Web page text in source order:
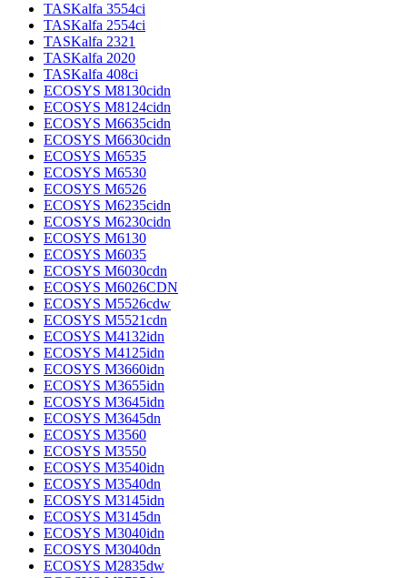
TASKalfa 3554ci
TASKalfa 2554ci
TASKalfa 2321
TASKalfa 2020
TASKalfa 408ci
ECOSYS M8130cidn
ECOSYS M8124cidn
ECOSYS M6635cidn
ECOSYS M6630cidn
ECOSYS M6535
ECOSYS M6530
ECOSYS M6526
ECOSYS M6235cidn
ECOSYS M6230cidn
ECOSYS M6130
ECOSYS M6035
ECOSYS M6030cdn
ECOSYS M6026CDN
ECOSYS M5526cdw
ECOSYS M5521cdn
ECOSYS M4132idn
ECOSYS M4125idn
ECOSYS M3660idn
ECOSYS M3655idn
ECOSYS M3645idn
ECOSYS M3645dn
ECOSYS M3560
ECOSYS M3550
ECOSYS M3540idn
ECOSYS M3540dn
ECOSYS M3145idn
ECOSYS M3145dn
ECOSYS M3040idn
ECOSYS M3040dn
ECOSYS M2835dw